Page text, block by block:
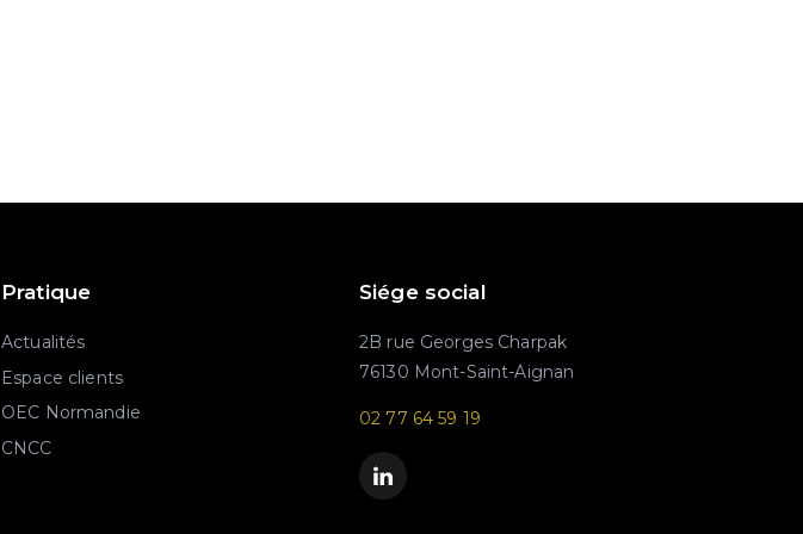
Pratique
Actualités
Espace clients
OEC Normandie
CNCC
Siége social
2B rue Georges Charpak
76130 Mont-Saint-Aignan
02 77 64 59 19